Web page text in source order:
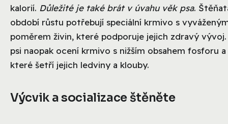
kalorií. Důležité je také brát v úvahu věk psa.
období růstu potřebují speciální krmivo s
poměrem živin, které podporuje jejich zdravý vývoj.
psi naopak ocení krmivo s nižším obsahem fosforu a
které šetří jejich ledviny a klouby.
Výcvik a socializace štěněte